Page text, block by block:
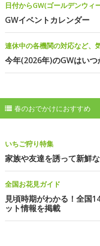
日付からGW(ゴールデンウィ
GWイベントカレンダー
連休中の各機関の対応など、
今年(2026年)のGWはいつ
春のおでかけにおすすめ
いちご狩り特集
家族や友達を誘って新鮮
全国お花見ガイド
見頃時期がわかる！全国
ット情報を掲載